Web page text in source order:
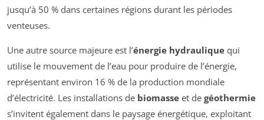
jusqu’à 50 % dans certaines régions durant les périodes
venteuses.
Une autre source majeure est l’énergie hydraulique qui
utilise le mouvement de l’eau pour produire de l’énergie,
représentant environ 16 % de la production mondiale
d’électricité. Les installations de biomasse et de géothermie
s’invitent également dans le paysage énergétique, exploitant